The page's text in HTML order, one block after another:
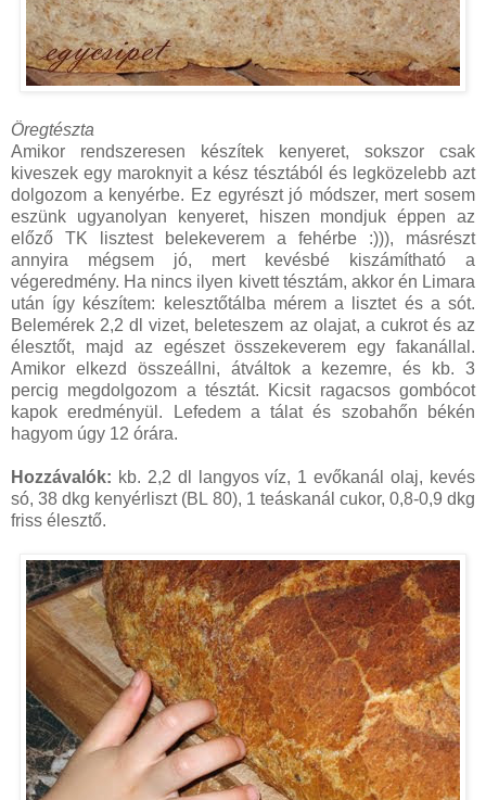
Öregtészta
Amikor rendszeresen készítek kenyeret, sokszor csak
kiveszek egy maroknyit a kész tésztából és legközelebb azt
dolgozom a kenyérbe. Ez egyrészt jó módszer, mert sosem
eszünk ugyanolyan kenyeret, hiszen mondjuk éppen az
előző TK lisztest belekeverem a fehérbe :))), másrészt
annyira mégsem jó, mert kevésbé kiszámítható a
végeredmény. Ha nincs ilyen kivett tésztám, akkor én Limara
után így készítem: kelesztőtálba mérem a lisztet és a sót.
Belemérek 2,2 dl vizet, beleteszem az olajat, a cukrot és az
élesztőt, majd az egészet összekeverem egy fakanállal.
Amikor elkezd összeállni, átváltok a kezemre, és kb. 3
percig megdolgozom a tésztát. Kicsit ragacsos gombócot
kapok eredményül. Lefedem a tálat és szobahőn békén
hagyom úgy 12 órára.
Hozzávalók: kb. 2,2 dl langyos víz, 1 evőkanál olaj, kevés
só, 38 dkg kenyérliszt (BL 80), 1 teáskanál cukor, 0,8-0,9 dkg
friss élesztő.